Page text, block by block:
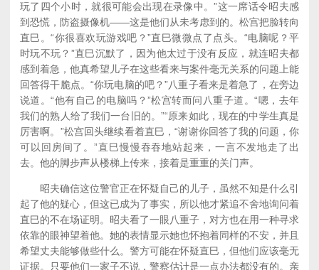
玩了四个小时，就很可能会出现在录像中。”这一席话令昭夫感
到恐慌，防盗摄像机——这是他们从未考虑到的。松宫把脸转向
直巳。“你很喜欢玩游戏吧？”直巳微微点了点头。“电脑呢？平
时玩不玩？”直巳沉默了，因为他太过于没有反应，就连昭夫都
感到着急，他真希望儿子在这些看来与案件毫无关系的问题上能
回答得干脆点。“你玩电脑的吧？”八重子看来是着急了，在旁边
说道。“他有自己的电脑吗？”松宫转而问八重子道。“嗯，去年
我们的熟人给了我们一台旧的。”“原来如此，现在的中学生真是
厉害啊。”松宫回头继续看着直巳，“谢谢你回答了我的问题，你
可以回房间了。”直巳慢慢吞吞地站起来，一言不发地走了出
去。他的脚步声从楼梯上传来，接着是重重的关门声。
昭夫确信这位警官正在怀疑自己的儿子，虽然不知是什么引
起了他的疑心，但这已成为了事实，所以他才紧追不舍地询问着
直巳的不在场证明。昭夫看了一眼八重子，对方也在用一种寻求
依靠的眼神望着他。她的表情显示她也怀抱着同样的不安，并且
希望丈夫能够做些什么。警方可能在怀疑直巳，但他们应该毫无
证据。只要他们一家子不说，警察估计是一点办法都没有的。亲